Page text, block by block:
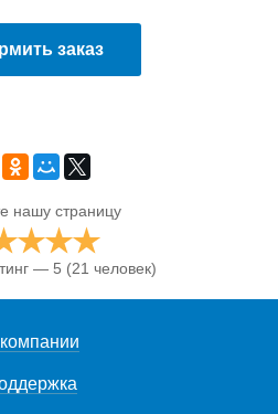
заказ
нашу страницу
— 5 (21 человек)